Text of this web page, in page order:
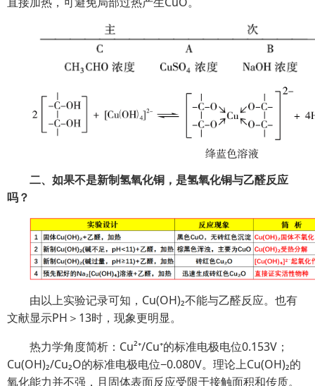
二、如果不是新制氢氧化铜，是氢氧化铜与乙醛反应
吗？
由以上实验记录可知，Cu(OH)₂不能与乙醛反应。也有
文献显示PH＞13时，现象更明显。
热力学角度简析：Cu²⁺/Cu⁺的标准电极电位0.153V；
Cu(OH)₂/Cu₂O的标准电极电位−0.080V。理论上Cu(OH)₂的
氧化能力并不强，且固体表面反应受限于接触面积和传质。